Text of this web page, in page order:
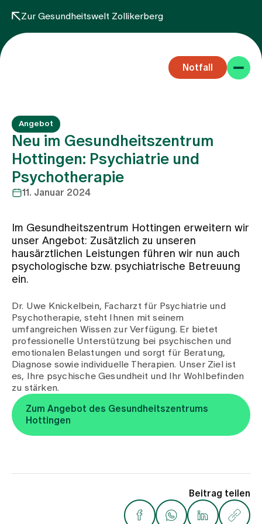
Zur Gesundheitswelt Zollikerberg
Notfall
Fachbereiche
Team
Events
Über uns
Aktuelles
Angebot
Neu im Gesundheitszentrum
Hottingen: Psychiatrie und
Psychotherapie
11. Januar 2024
Im Gesundheitszentrum Hottingen erweitern wir
unser Angebot: Zusätzlich zu unseren
hausärztlichen Leistungen führen wir nun auch
psychologische bzw. psychiatrische Betreuung
ein.
Dr. Uwe Knickelbein, Facharzt für Psychiatrie und
Psychotherapie, steht Ihnen mit seinem
umfangreichen Wissen zur Verfügung. Er bietet
professionelle Unterstützung bei psychischen und
emotionalen Belastungen und sorgt für Beratung,
Diagnose sowie individuelle Therapien. Unser Ziel ist
es, Ihre psychische Gesundheit und Ihr Wohlbefinden
zu stärken.
Zum Angebot des Gesundheitszentrums
Hottingen
Beitrag teilen